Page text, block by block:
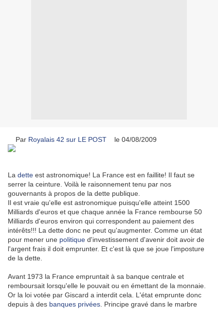
Par Royalais 42 sur LE POST le 04/08/2009
La dette est astronomique! La France est en faillite! Il faut se
serrer la ceinture. Voilà le raisonnement tenu par nos
gouvernants à propos de la dette publique.
Il est vraie qu'elle est astronomique puisqu'elle atteint 1500
Milliards d'euros et que chaque année la France rembourse 50
Milliards d'euros environ qui correspondent au paiement des
intérêts!!! La dette donc ne peut qu'augmenter. Comme un état
pour mener une politique d'investissement d'avenir doit avoir de
l'argent frais il doit emprunter. Et c'est là que se joue l'imposture
de la dette.
Avant 1973 la France empruntait à sa banque centrale et
remboursait lorsqu'elle le pouvait ou en émettant de la monnaie.
Or la loi votée par Giscard a interdit cela. L'état emprunte donc
depuis à des banques privées . Principe gravé dans le marbre